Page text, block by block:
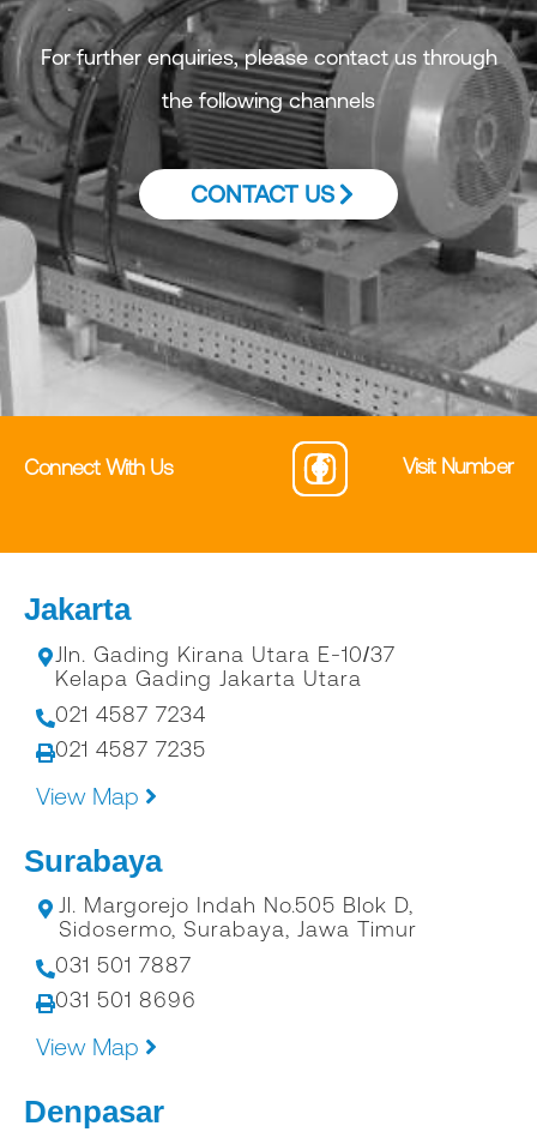
For further enquiries, please contact us through
the following channels
CONTACT US
Connect With Us Visit Number
Jakarta
Jln. Gading Kirana Utara E-10/37
Kelapa Gading Jakarta Utara
021 4587 7234
021 4587 7235
View Map
Surabaya
Jl. Margorejo Indah No.505 Blok D,
Sidosermo, Surabaya, Jawa Timur
031 501 7887
031 501 8696
View Map
Denpasar